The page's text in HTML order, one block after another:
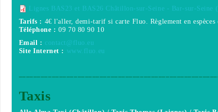
Lignes BAS23 et BAS26 Châtillon-sur-Seine - Bar-sur-Seine
Tarifs : 4€ l'aller, demi-tarif si carte Fluo. Règlement en
Téléphone : 09 70 80 90 10
Email : contact@fluo.eu
Site Internet : www.fluo.eu
Taxis